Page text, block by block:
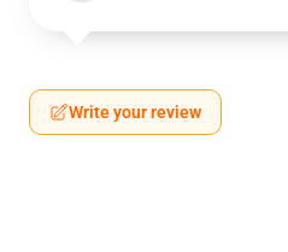
Write your review